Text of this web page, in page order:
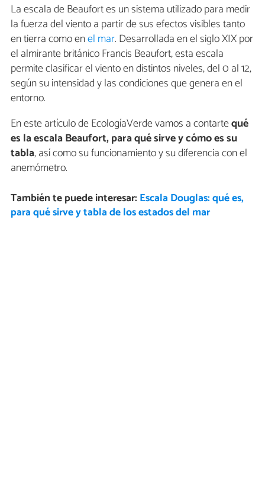
La escala de Beaufort es un sistema utilizado para medir
la fuerza del viento a partir de sus efectos visibles tanto
en tierra como enel mar. Desarrollada en el siglo XIX por
el almirante británico Francis Beaufort, esta escala
permite clasificar el viento en distintos niveles, del 0 al 12,
según su intensidad y las condiciones que genera en el
entorno.
En este artículo de EcologíaVerde vamos a contartequé
es la escala Beaufort, para qué sirve y cómo es su
tabla, así como su funcionamiento y su diferencia con el
anemómetro.
También te puede interesar: Escala Douglas: qué es,
para qué sirve y tabla de los estados del mar